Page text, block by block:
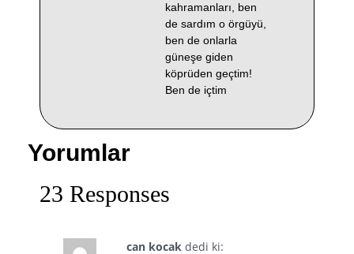
kahramanları, ben
de sardım o örgüyü,
ben de onlarla
güneşe giden
köprüden geçtim!
Ben de içtim
Yorumlar
23 Responses
can kocak dedi ki: